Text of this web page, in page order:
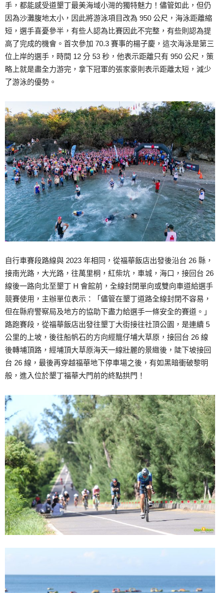
手，都能感受道墾丁最美海域小灣的獨特魅力！儘管如此，但仍
因為沙灘腹地太小，因此將游泳項目改為 950 公尺，海泳距離縮
短，選手喜憂參半，有些人認為比賽因此不完整，有些則認為提
高了完成的機會。首次參加 70.3 賽事的楊子慶，這次海泳是第三
位上岸的選手，時間 12 分 53 秒，他表示距離只有 950 公尺，策
略上就是盡全力游完，拿下冠軍的張家豪則表示距離太短，減少
了游泳的優勢。
自行車賽段路線與 2023 年相同，從福華飯店出發後沿台 26 縣，
接南光路，大光路，往萬里桐，紅柴坑，車城，海口，接回台 26
線後一路向北至墾丁 H 會館前，全線封閉單向或雙向車道給選手
競賽使用，主辦單位表示：「儘管在墾丁道路全線封閉不容易，
但在縣府警察局及地方的協助下盡力給選手一條安全的賽道。」
路跑賽段，從福華飯店出發往墾丁大街接往社頂公園，是連續 5
公里的上坡，後往船帆石的方向經籠仔埔大草原，接回台 26 線
後轉埔頂路，經埔頂大草原海天一線壯麗的景緻後，陡下坡接回
台 26 線，最後再穿越福華地下停車場之後，有如黑暗衝破黎明
般，進入位於墾丁福華大門前的終點拱門！